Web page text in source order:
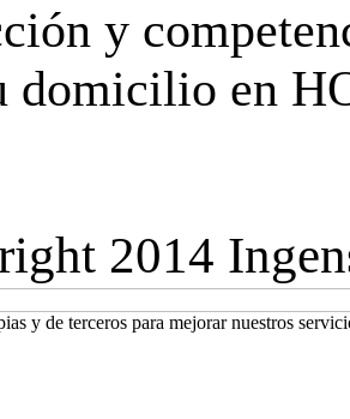
y
domicilio en
2014
y de terceros para mejorar nuestros